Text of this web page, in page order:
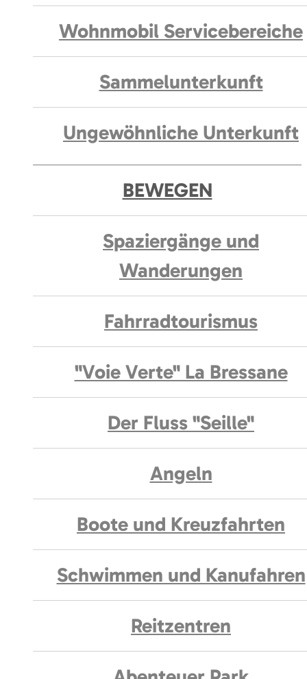
Wohnmobil Servicebereiche
Sammelunterkunft
Ungewöhnliche Unterkunft
BEWEGEN
Spaziergänge und
Wanderungen
Fahrradtourismus
"Voie Verte" La Bressane
Der Fluss "Seille"
Angeln
Boote und Kreuzfahrten
Schwimmen und Kanufahren
Reitzentren